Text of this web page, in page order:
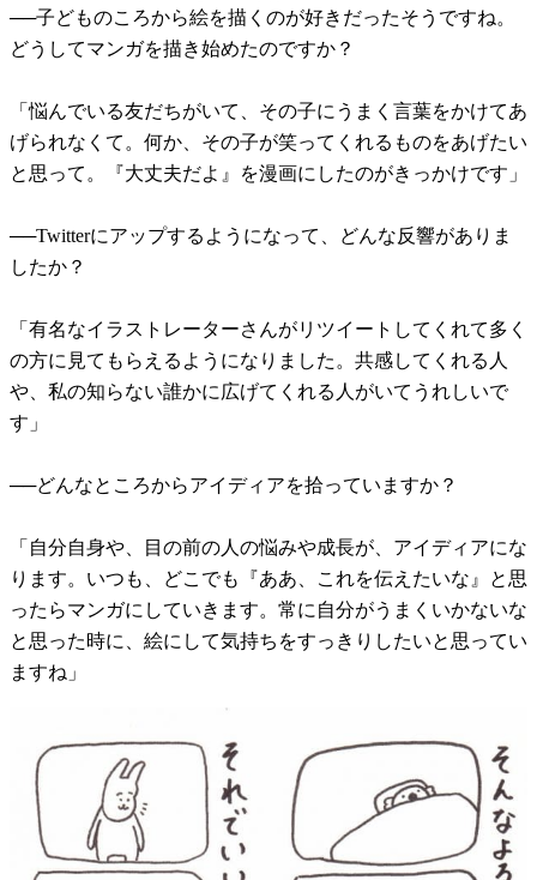
──子どものころから絵を描くのが好きだったそうですね。
どうしてマンガを描き始めたのですか？
「悩んでいる友だちがいて、その子にうまく言葉をかけてあ
げられなくて。何か、その子が笑ってくれるものをあげたい
と思って。『大丈夫だよ』を漫画にしたのがきっかけです」
──Twitterにアップするようになって、どんな反響がありま
したか？
「有名なイラストレーターさんがリツイートしてくれて多く
の方に見てもらえるようになりました。共感してくれる人
や、私の知らない誰かに広げてくれる人がいてうれしいで
す」
──どんなところからアイディアを拾っていますか？
「自分自身や、目の前の人の悩みや成長が、アイディアにな
ります。いつも、どこでも『ああ、これを伝えたいな』と思
ったらマンガにしていきます。常に自分がうまくいかないな
と思った時に、絵にして気持ちをすっきりしたいと思ってい
ますね」